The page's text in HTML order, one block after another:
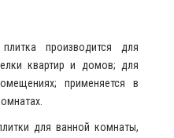
производится для
квартир и домов; для
применяется в
для ванной комнаты,